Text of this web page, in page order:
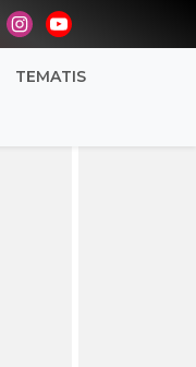
TEMATIS